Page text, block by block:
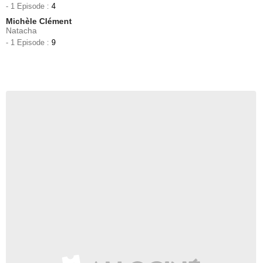
- 1 Episode : 4
Michèle Clément
Natacha
- 1 Episode : 9